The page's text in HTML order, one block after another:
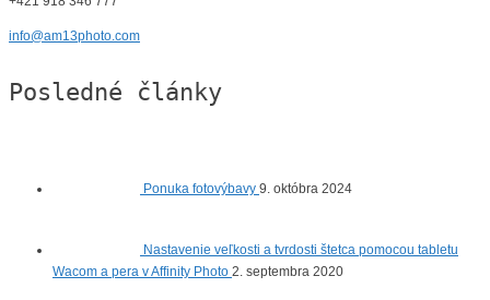
info@am13photo.com
Posledné články
Ponuka fotovýbavy 9. októbra 2024
Nastavenie veľkosti a tvrdosti štetca pomocou tabletu
Wacom a pera v Affinity Photo 2. septembra 2020